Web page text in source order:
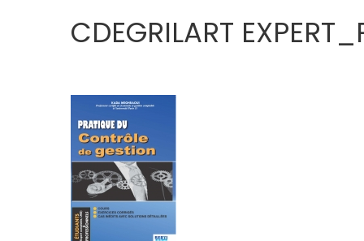
CDEGRILART